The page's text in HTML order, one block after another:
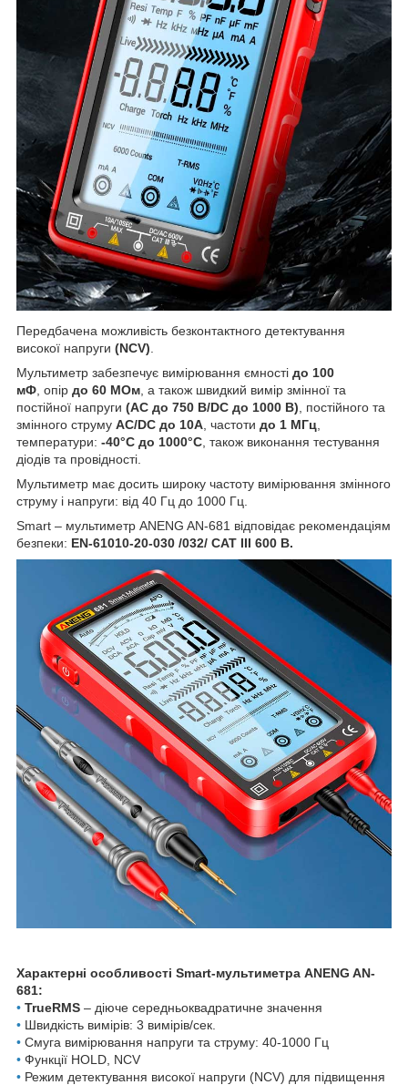
Передбачена можливість безконтактного детектування
високої напруги (NCV).
Мультиметр забезпечує вимірювання ємності до 100
мФ, опір до 60 МОм, а також швидкий вимір змінної та
постійної напруги (AC до 750 В/DC до 1000 В), постійного та
змінного струму AC/DC до 10А, частоти до 1 МГц,
температури: -40°C до 1000°C, також виконання тестування
діодів та провідності.
Мультиметр має досить широку частоту вимірювання змінного
струму і напруги: від 40 Гц до 1000 Гц.
Smart – мультиметр ANENG AN-681 відповідає рекомендаціям
безпеки: EN-61010-20-030 /032/ CAT III 600 В.
Характерні особливості Smart-мультиметра ANENG AN-
681:
• TrueRMS – діюче середньоквадратичне значення
• Швидкість вимірів: 3 вимірів/сек.
• Смуга вимірювання напруги та струму: 40-1000 Гц
• Функції HOLD, NCV
• Режим детектування високої напруги (NCV) для підвищення